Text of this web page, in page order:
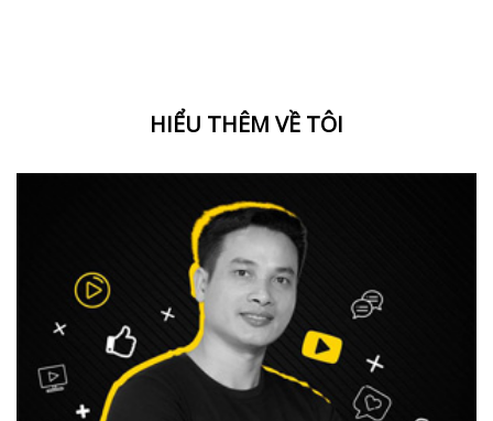
HIỂU THÊM VỀ TÔI